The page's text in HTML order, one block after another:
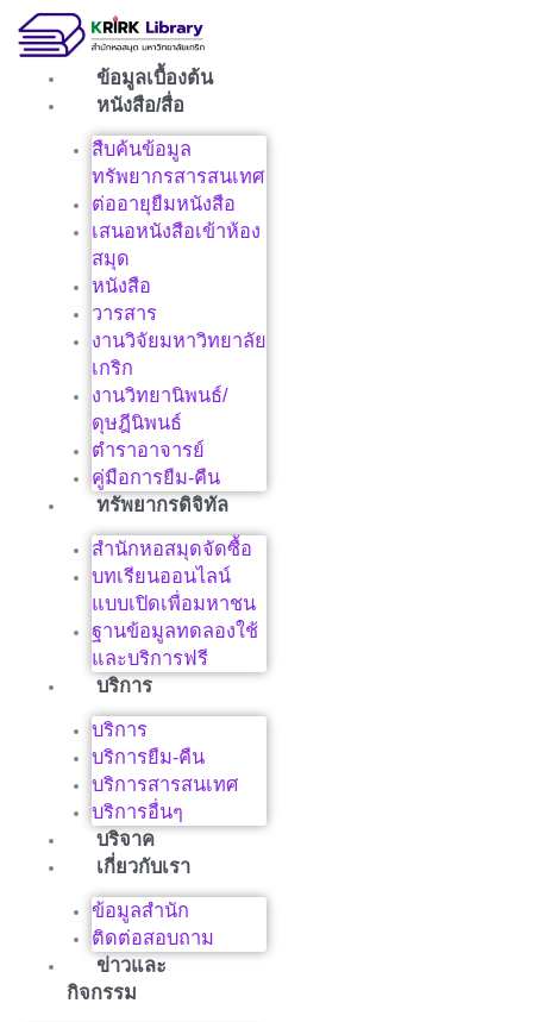
ข้อมูลเบื้องต้น
หนังสือ/สื่อ
สืบค้นข้อมูล
ทรัพยากรสารสนเทศ
ต่ออายุยืมหนังสือ
เสนอหนังสือเข้าห้อง
สมุด
หนังสือ
วารสาร
งานวิจัยมหาวิทยาลัย
เกริก
งานวิทยานิพนธ์/
ดุษฎีนิพนธ์
ตำราอาจารย์
คู่มือการยืม-คืน
ทรัพยากรดิจิทัล
สำนักหอสมุดจัดซื้อ
บทเรียนออนไลน์
แบบเปิดเพื่อมหาชน
ฐานข้อมูลทดลองใช้
และบริการฟรี
บริการ
บริการ
บริการยืม-คืน
บริการสารสนเทศ
บริการอื่นๆ
บริจาค
เกี่ยวกับเรา
ข้อมูลสำนัก
ติดต่อสอบถาม
ข่าวและ
กิจกรรม